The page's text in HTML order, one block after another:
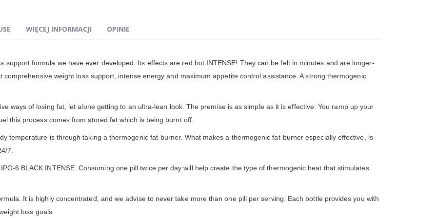
support formula we have ever developed. Its effects are red hot INTENSE! They can be felt in minutes and are longer-
weight loss support, intense energy and maximum appetite control assistance. A strong thermogenic
ways of losing fat, let alone getting to an ultra-lean look. The premise is as simple as it is effective: You ramp up your
this process comes from stored fat which is being burnt off.
temperature is through taking a thermogenic fat-burner. What makes a thermogenic fat-burner especially effective, is
7.
6 BLACK INTENSE. Consuming one pill twice per day will help create the type of thermogenic heat that stimulates
It is highly concentrated, and we advise to never take more than one pill per serving. Each bottle provides you with
loss goals.
WIĘCEJ INFORMACJI OPINIE